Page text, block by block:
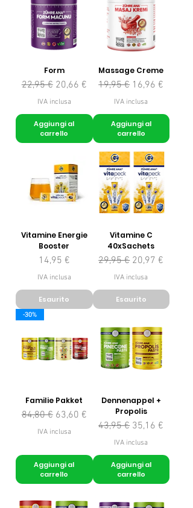
Form
Prezzo regolare
22,95 € Prezzo scontato
20,66 €
IVA inclusa
Aggiungi al
carrello
Massage Creme
Prezzo regolare
19,95 € Prezzo scontato
16,96 €
IVA inclusa
Aggiungi al
carrello
Vitamine Energie
Booster
Prezzo
14,95 €
IVA inclusa
Esaurito
Vitamine C
40xSachets
Prezzo regolare
29,95 € Prezzo scontato
20,97 €
IVA inclusa
Esaurito
-30%
Familie Pakket
Prezzo regolare
84,80 € Prezzo scontato
63,60 €
IVA inclusa
Aggiungi al
carrello
Dennenappel +
Propolis
Prezzo regolare
43,95 € Prezzo scontato
35,16 €
IVA inclusa
Aggiungi al
carrello